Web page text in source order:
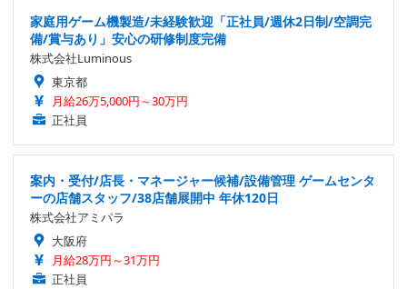
家庭用ゲーム機製造/未経験歓迎「正社員/週休2日制/空調完
備/賞与あり」安心の研修制度完備
株式会社Luminous
東京都
月給26万5,000円～30万円
正社員
案内・受付/店長・マネージャー候補/設備管理 ゲームセンタ
ーの店舗スタッフ/38店舗展開中 年休120日
株式会社アミパラ
大阪府
月給28万円～31万円
正社員